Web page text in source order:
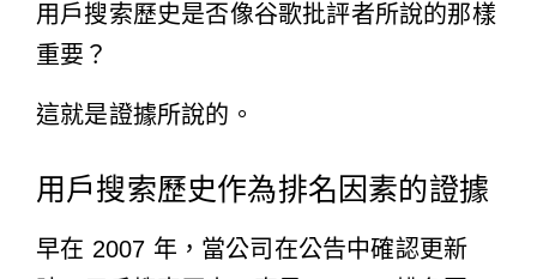
用戶搜索歷史是否像谷歌批評者所說的那樣
重要？
這就是證據所說的。
用戶搜索歷史作為排名因素的證據
早在 2007 年，當公司在公告中確認更新